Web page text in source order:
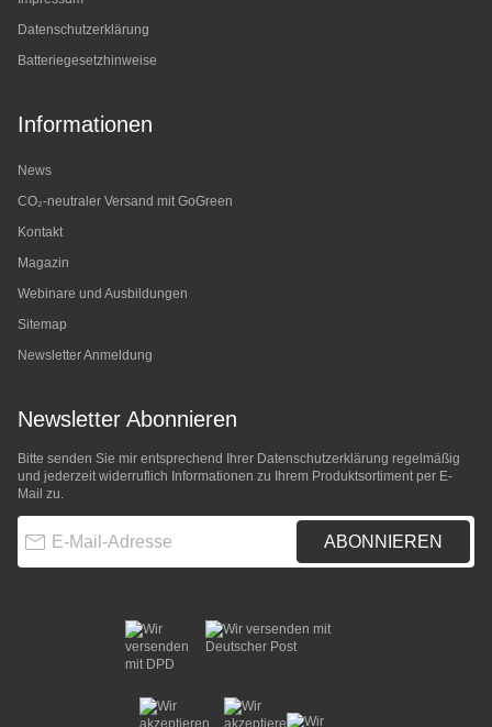
Datenschutzerklärung
Batteriegesetzhinweise
Informationen
News
CO₂-neutraler Versand mit GoGreen
Kontakt
Magazin
Webinare und Ausbildungen
Sitemap
Newsletter Anmeldung
Newsletter Abonnieren
Bitte senden Sie mir entsprechend Ihrer Datenschutzerklärung regelmäßig
und jederzeit widerruflich Informationen zu Ihrem Produktsortiment per E-
Mail zu.
ABONNIEREN